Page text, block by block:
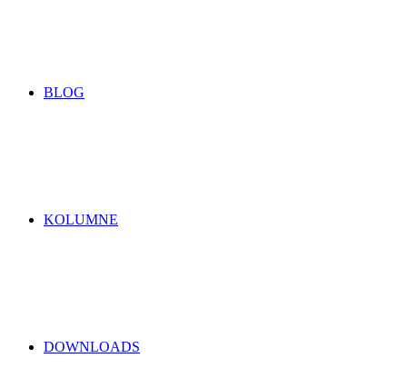
BLOG
KOLUMNE
DOWNLOADS